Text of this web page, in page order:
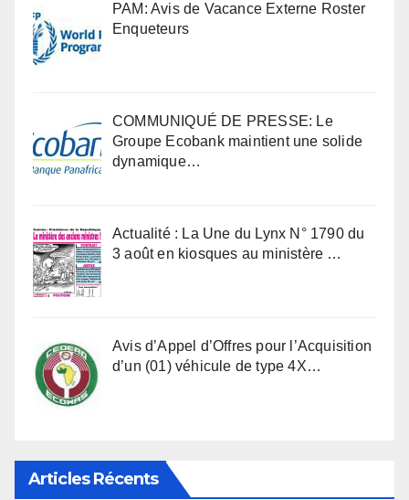
PAM: Avis de Vacance Externe Roster
Enqueteurs
COMMUNIQUÉ DE PRESSE: Le
Groupe Ecobank maintient une solide
dynamique…
Actualité : La Une du Lynx N° 1790 du
3 août en kiosques au ministère …
Avis d’Appel d’Offres pour l’Acquisition
d’un (01) véhicule de type 4X…
Articles Récents